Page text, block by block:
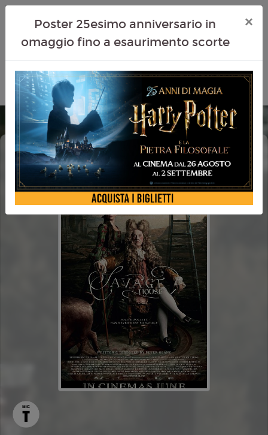
SAVAGE HOUSE
CINEMA IN FESTA
Poster 25esimo anniversario in
omaggio fino a esaurimento scorte
×